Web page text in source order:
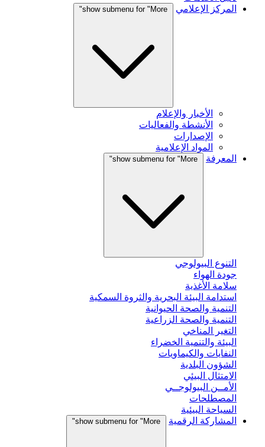
المركز الإعلامي
show submenu for "More"
الأخبار والإعلام
الأنشطة والفعاليات
الإصدارات
المواد الإعلامية
المعرفة
show submenu for "More"
التنوع البيولوجي
جودة الهواء
سلامة الأغذية
استدامة البيئة البحرية والثروة السمكية
التنمية والصحة الحيوانية
التنمية والصحة الزراعية
التغير المناخي
البيئة والتنمية الخضراء
النفايات والكيماويات
الشؤون البلدية
الامتثال البيئي
الأمــن البيولوجــي
المصطلحات
السياحة البيئية
المشاركة الرقمية
show submenu for "More"